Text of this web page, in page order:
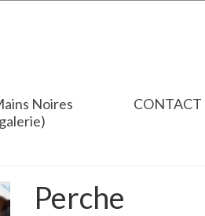
Noires
CONTACT
Perche